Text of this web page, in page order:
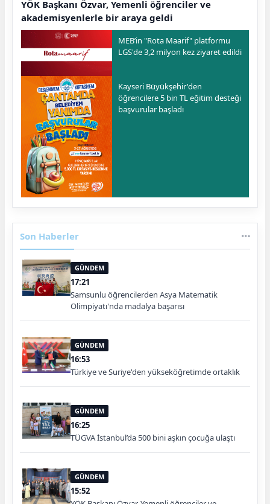
YÖK Başkanı Özvar, Yemenli öğrenciler ve
akademisyenlerle bir araya geldi
MEB’in "Rota Maarif" platformu
LGS'de 3,2 milyon kez ziyaret edildi
Kayseri Büyükşehir'den
öğrencilere 5 bin TL eğitim desteği
başvurular başladı
Son Haberler
GÜNDEM
17:21
Samsunlu öğrencilerden Asya Matematik
Olimpiyatı'nda madalya başarısı
GÜNDEM
16:53
Türkiye ve Suriye'den yükseköğretimde ortaklık
GÜNDEM
16:25
TÜGVA İstanbul’da 500 bini aşkın çocuğa ulaştı
GÜNDEM
15:52